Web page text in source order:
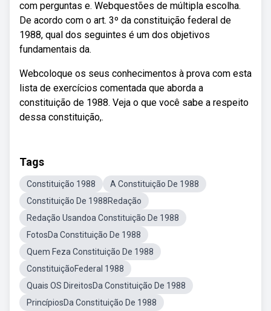
com perguntas e. Webquestões de múltipla escolha.
De acordo com o art. 3º da constituição federal de
1988, qual dos seguintes é um dos objetivos
fundamentais da.
Webcoloque os seus conhecimentos à prova com esta
lista de exercícios comentada que aborda a
constituição de 1988. Veja o que você sabe a respeito
dessa constituição,.
Tags
Constituição 1988
A Constituição De 1988
Constituição De 1988Redação
Redação Usandoa Constituição De 1988
FotosDa Constituição De 1988
Quem Feza Constituição De 1988
ConstituiçãoFederal 1988
Quais OS DireitosDa Constituição De 1988
PrincípiosDa Constituição De 1988